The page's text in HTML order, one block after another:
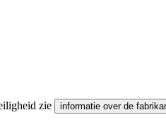
zie informatie over de